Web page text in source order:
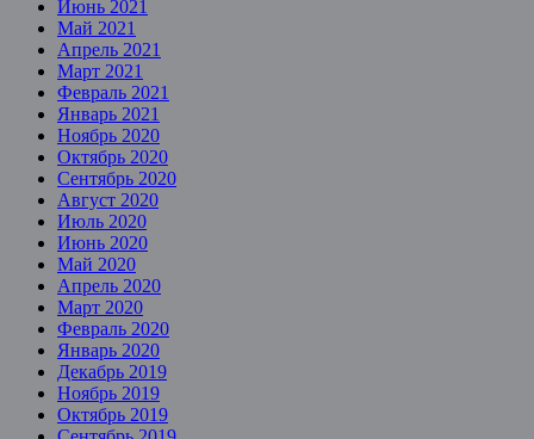
Июнь 2021
Май 2021
Апрель 2021
Март 2021
Февраль 2021
Январь 2021
Ноябрь 2020
Октябрь 2020
Сентябрь 2020
Август 2020
Июль 2020
Июнь 2020
Май 2020
Апрель 2020
Март 2020
Февраль 2020
Январь 2020
Декабрь 2019
Ноябрь 2019
Октябрь 2019